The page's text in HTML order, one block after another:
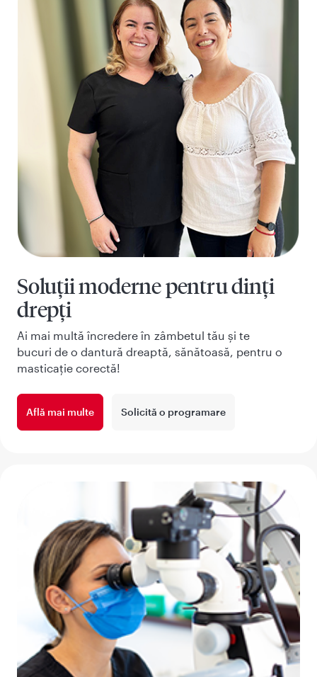
Soluții moderne pentru dinți
drepți
Ai mai multă încredere în zâmbetul tău și te
bucuri de o dantură dreaptă, sănătoasă, pentru o
masticație corectă!
Află mai multe Solicită o programare